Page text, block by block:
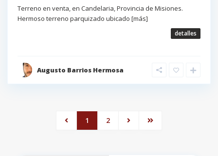
Terreno en venta, en Candelaria, Provincia de Misiones.
Hermoso terreno parquizado ubicado [más]
detalles
Augusto Barrios Hermosa
1 2